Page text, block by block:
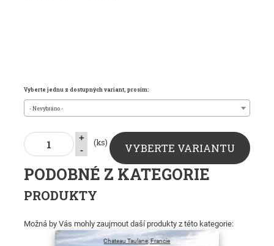
Vyberte jednu z dostupných variant, prosím:
- Nevybráno -
+
-
(ks) VYBERTE VARIANTU
PODOBNÉ Z KATEGORIE
PRODUKTY
Možná by Vás mohly zaujmout daší produkty z této kategorie:
Chateau Taulane, Francie